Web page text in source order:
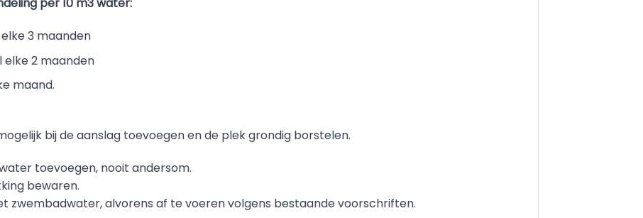
per 10 m3 water:
3 maanden
2 maanden
maand.
bij de aanslag toevoegen en de plek grondig borstelen.
toevoegen, nooit andersom.
bewaren.
zwembadwater, alvorens af te voeren volgens bestaande voorschriften.